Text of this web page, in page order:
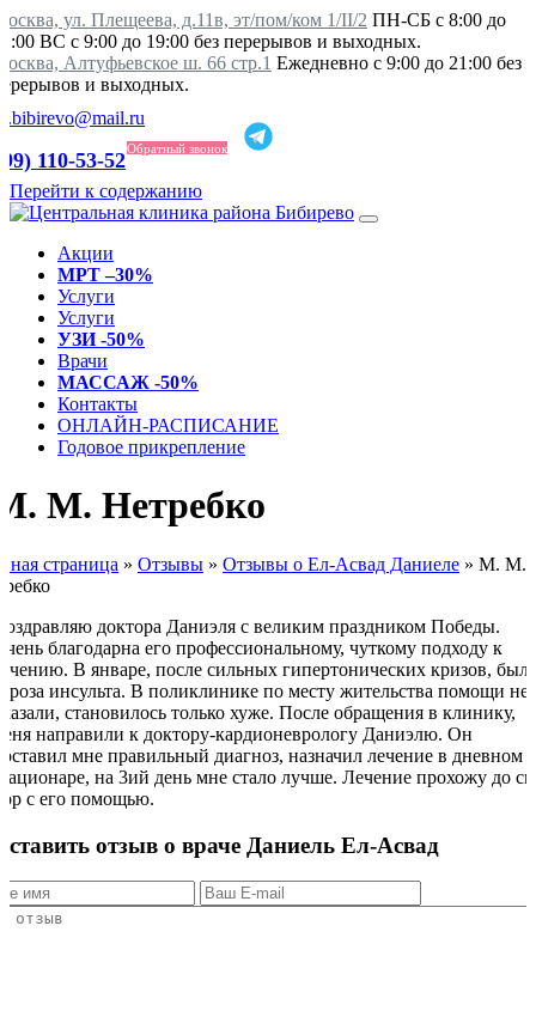
ул. Плещеева, д.11в, эт/пом/ком 1/II/2 ПН-СБ с 8:00 до
ВС с 9:00 до 19:00 без перерывов и выходных.
Алтуфьевское ш. 66 стр.1 Ежедневно с 9:00 до 21:00 без
и выходных.
110-53-52
Обратный звонок
Перейти к содержанию
Акции
МРТ –30%
Услуги
Услуги
УЗИ -50%
Врачи
МАССАЖ -50%
Контакты
ОНЛАЙН-РАСПИСАНИЕ
Годовое прикрепление
М. Нетребко
страница » Отзывы » Отзывы о Ел-Асвад Даниеле » М. М.
доктора Даниэля с великим праздником Победы.
благодарна его профессиональному, чуткому подходу к
В январе, после сильных гипертонических кризов, была
инсульта. В поликлинике по месту жительства помощи не
становилось только хуже. После обращения в клинику,
направили к доктору-кардионеврологу Даниэлю. Он
мне правильный диагноз, назначил лечение в дневном
на 3ий день мне стало лучше. Лечение прохожу до
с его помощью.
отзыв о враче Даниель Ел-Асвад